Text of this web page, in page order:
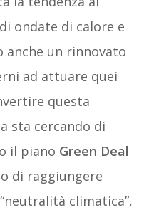
ondate di calore e
anche un rinnovato
ad attuare quei
questa
sta cercando di
il piano Green Deal
di raggiungere
climatica”,